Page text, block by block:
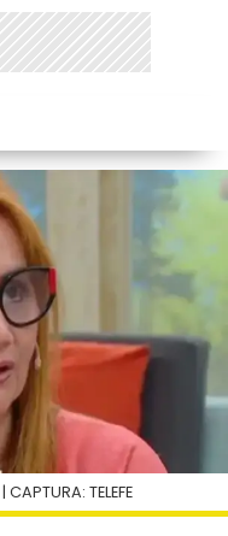
| CAPTURA: TELEFE